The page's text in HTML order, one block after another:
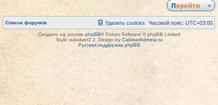
Перейти
Список форумов Часовой пояс: UTC+03:00
Удалить cookies
Создано на основе phpBB® Forum Software © phpBB Limited
Style subsilver3.2. Design by CabinetAdmina.ru
Русская поддержка phpBB